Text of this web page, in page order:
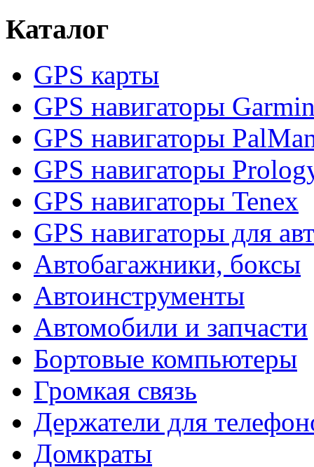
Каталог
GPS карты
GPS навигаторы
GPS навигаторы
GPS навигаторы
GPS навигаторы Tenex
GPS навигаторы для
Автобагажники, боксы
Автоинструменты
Автомобили и запчасти
Бортовые компьютеры
Громкая связь
Держатели для
Домкраты